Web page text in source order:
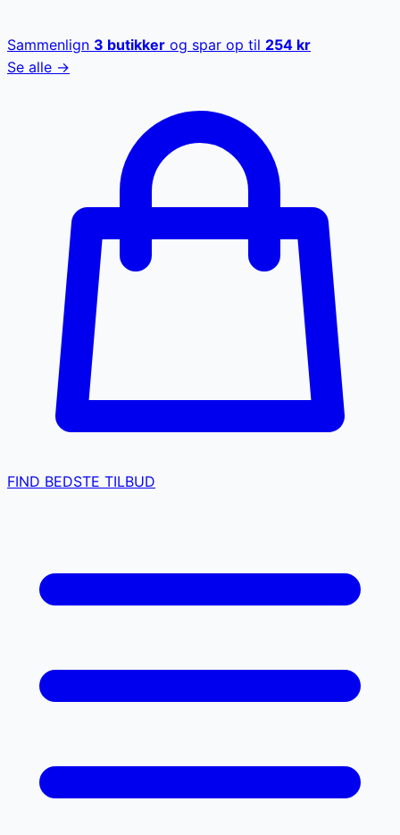
Sammenlign 3 butikker og spar op til 254 kr
Se alle →
FIND BEDSTE TILBUD